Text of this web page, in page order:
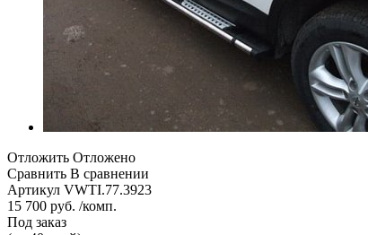
Отложить Отложено
Сравнить В сравнении
Артикул VWTI.77.3923
15 700 руб. /комп.
Под заказ